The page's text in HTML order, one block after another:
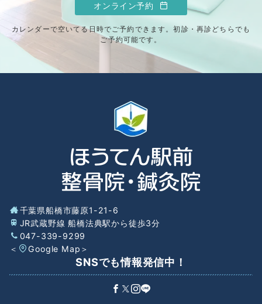
オンライン予約
カレンダーで空いてる日時でご予約できます。初診・再診どちらでも
ご予約可能です。
千葉県船橋市藤原1-21-6
JR武蔵野線 船橋法典駅から徒歩3分
047-339-9299
＜
Google Map ＞
SNSでも情報発信中！